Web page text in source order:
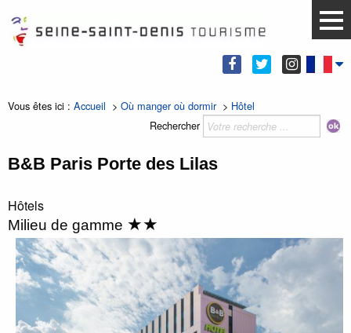
Vous êtes ici : Accueil > Où manger où dormir> Hôtel
Rechercher
B&B Paris Porte des Lilas
Hôtels
Milieu de gamme ★★